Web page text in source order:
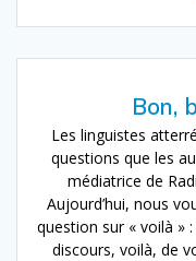
Bon,
Les linguistes
questions que les
médiatrice de
Aujourd’hui, nous
question sur « voilà »
discours, voilà, de